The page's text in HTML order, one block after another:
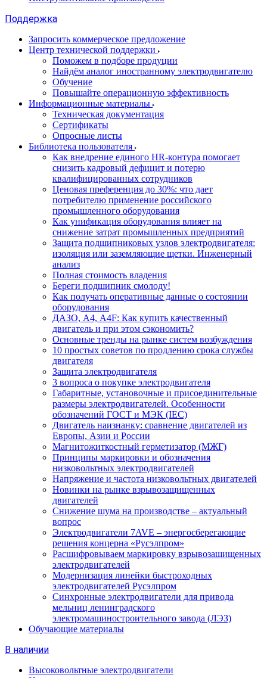
Поддержка
Запросить коммерческое предложение
Центр технической поддержки
Поможем в подборе продуции
Найдём аналог иностранному электродвигателю
Обучение
Повышайте операционную эффективность
Информационные материалы
Техническая документация
Сертификаты
Опросные листы
Библиотека пользователя
Как внедрение единого HR-контура помогает
снизить кадровый дефицит и потерю
квалифицированных сотрудников
Ценовая преференция до 30%: что дает
потребителю применение российского
промышленного оборудования
Как унификация оборудования влияет на
снижение затрат промышленных предприятий
Защита подшипниковых узлов электродвигателя:
изоляция или заземляющие щетки. Инженерный
анализ
Полная стоимость владения
Береги подшипник смолоду!
Как получать оперативные данные о состоянии
оборудования
ДАЗО, А4, А4F: Как купить качественный
двигатель и при этом сэкономить?
Основные тренды на рынке систем возбуждения
10 простых советов по продлению срока службы
двигателя
Защита электродвигателя
3 вопроса о покупке электродвигателя
Габаритные, установочные и присоединительные
размеры электродвигателей. Особенности
обозначений ГОСТ и МЭК (IEC)
Двигатель наизнанку: сравнение двигателей из
Европы, Азии и России
Магнитожиткостный герметизатор (МЖГ)
Принципы маркировки и обозначения
низковольтных электродвигателей
Напряжение и частота низковольтных двигателей
Новинки на рынке взрывозащищенных
двигателей
Снижение шума на производстве – актуальный
вопрос
Электродвигатели 7AVE – энергосберегающие
решения концерна «Русэлпром»
Расшифровываем маркировку взрывозащищенных
электродвигателей
Модернизация линейки быстроходных
электродвигателей Русэлпром
Синхронные электродвигатели для привода
мельниц ленинградского
электромашиностроительного завода (ЛЭЗ)
Обучающие материалы
В наличии
Высоковольтные электродвигатели